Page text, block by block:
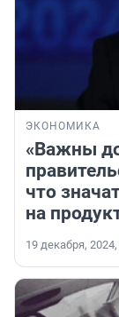
ЭКОНОМИКА
«Важны
что
на
19 декабря,